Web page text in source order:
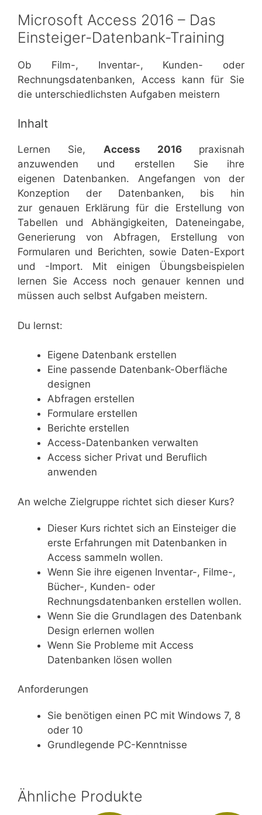
Microsoft Access 2016 – Das
Einsteiger-Datenbank-Training
Ob Film-, Inventar-, Kunden- oder
Rechnungsdatenbanken, Access kann für Sie
die unterschiedlichsten Aufgaben meistern
Inhalt
Lernen Sie, Access 2016 praxisnah
anzuwenden und erstellen Sie ihre
eigenen Datenbanken. Angefangen von der
Konzeption der Datenbanken, bis hin
zur genauen Erklärung für die Erstellung von
Tabellen und Abhängigkeiten, Dateneingabe,
Generierung von Abfragen, Erstellung von
Formularen und Berichten, sowie Daten-Export
und -Import. Mit einigen Übungsbeispielen
lernen Sie Access noch genauer kennen und
müssen auch selbst Aufgaben meistern.
Du lernst:
Eigene Datenbank erstellen
Eine passende Datenbank-Oberfläche
designen
Abfragen erstellen
Formulare erstellen
Berichte erstellen
Access-Datenbanken verwalten
Access sicher Privat und Beruflich
anwenden
An welche Zielgruppe richtet sich dieser Kurs?
Dieser Kurs richtet sich an Einsteiger die
erste Erfahrungen mit Datenbanken in
Access sammeln wollen.
Wenn Sie ihre eigenen Inventar-, Filme-,
Bücher-, Kunden- oder
Rechnungsdatenbanken erstellen wollen.
Wenn Sie die Grundlagen des Datenbank
Design erlernen wollen
Wenn Sie Probleme mit Access
Datenbanken lösen wollen
Anforderungen
Sie benötigen einen PC mit Windows 7, 8
oder 10
Grundlegende PC-Kenntnisse
Ähnliche Produkte